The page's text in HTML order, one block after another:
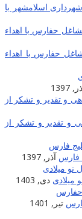
اسلامشهر با
حفارس با اهداء
1397
و تقدیر و تشکر از
فارس آذر, 1397
میلادی دی, 1403
تیر, 1401